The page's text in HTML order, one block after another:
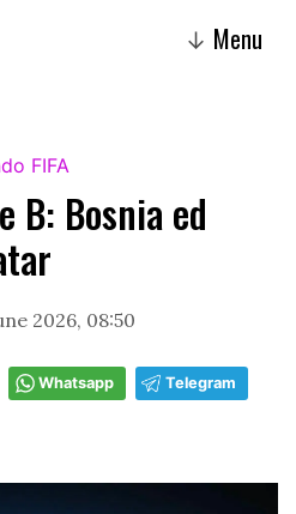
↓ Menu
FIFA
B: Bosnia ed
2026, 08:50
Whatsapp Telegram